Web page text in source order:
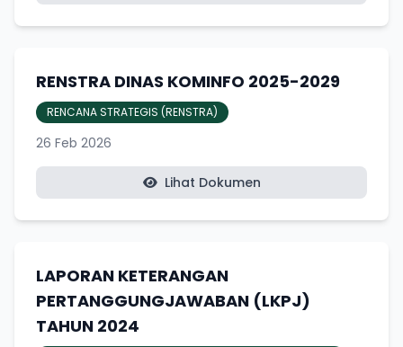
RENSTRA DINAS KOMINFO 2025-2029
RENCANA STRATEGIS (RENSTRA)
26 Feb 2026
Lihat Dokumen
LAPORAN KETERANGAN
PERTANGGUNGJAWABAN (LKPJ)
TAHUN 2024